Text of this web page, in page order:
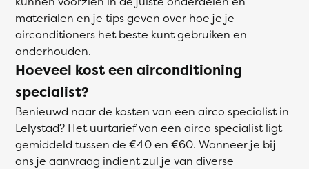
materialen en je tips geven over hoe je je
airconditioners het beste kunt gebruiken en
onderhouden.
Hoeveel kost een airconditioning
specialist?
Benieuwd naar de kosten van een airco specialist in
Lelystad? Het uurtarief van een airco specialist ligt
gemiddeld tussen de €40 en €60. Wanneer je bij
ons je aanvraag indient zul je van diverse